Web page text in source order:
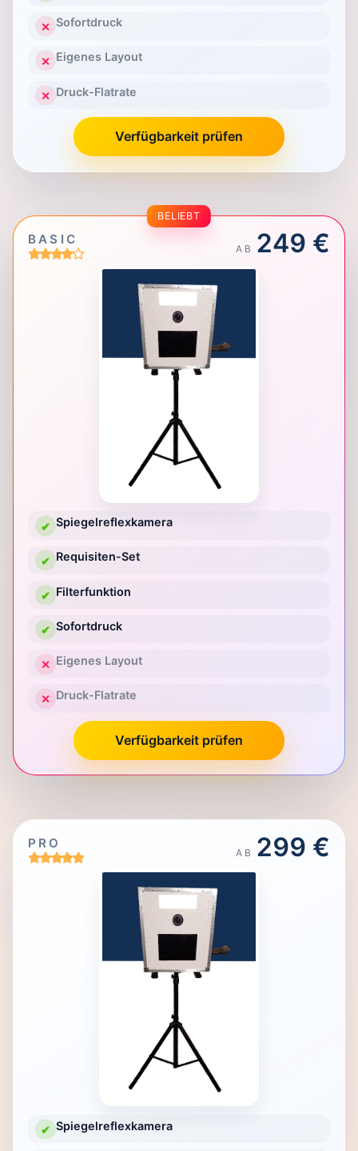
✕ Sofortdruck
✕ Eigenes Layout
✕ Druck-Flatrate
Verfügbarkeit prüfen
BELIEBT
BASIC
AB 249 €
✔ Spiegelreflexkamera
✔ Requisiten-Set
✔ Filterfunktion
✔ Sofortdruck
✕ Eigenes Layout
✕ Druck-Flatrate
Verfügbarkeit prüfen
PRO
AB 299 €
✔ Spiegelreflexkamera